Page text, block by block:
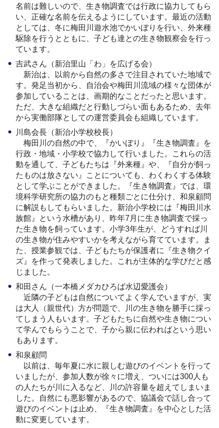
名前は難しいので、生き物調査では行政に協力してもら
い、正確な名前を伝えるようにしています。最近の活動
としては、冬に梅田川遊水池でかいぼりを行い、外来種
駆除を行うとともに、子ども達との生き物観察会を行っ
ています。
吉武さん（新治里山「わ」を広げる会）
新治は、以前から自然の多さで注目されていた地域で
す。発足当初から、自治会や梅田川流域の様々な団体が
参加していることは、画期的なことだったと思います。
ただ、大きな組織だと行動しづらい面もあるため、去年
から実働部隊としての運営委員会も組織しています。
川島会長（新治小学校校長）
梅田川の自然の中で、『かいぼり』『生き物調査』を
行政・地域・小学校で協力して行いました。これらの活
動を通して、子どもたちは『外来種』や、『自分が飼っ
たものは放さない』ことについても、わくわくする体験
として学ぶことができました。『生き物調査』では、環
境科学研究所の協力のもと種類ごとに仕分け、和泉顧問
に解説もしてもらいました。新治小学校には『梅田川水
族館』という水槽があり、昨年7月に生き物調査で採っ
た生き物を飼っています。小学3年生が、どうすれば川
の生き物が住みやすいかを考えながら育てています。ま
た、授業参観では、子どもたちが保護者に『生き物クイ
ズ』を作って発表しました。これが主体的な学びだと感
じました。
和田さん（一本橋メダカひろば水辺愛護会）
近隣の子どもは自然についてよく学んでいますが、実
は大人（親世代）方が問題で、川の生き物を勝手に採っ
てしまう人もいます。子どもたちに自然や生き物につい
て学んでもらうことで、子から親に伝わればという思い
もあります。
和泉顧問
以前は、毎年夏に水に親しむ遊びのイベントを行って
いましたが、参加人数が徐々に増え、ついには300人も
の人たちが川に入るなど、川の許容量を超えてしまいま
した。自然にも悪影響があるので、協議会で話し合って
遊びのイベントは止め、『生き物調査』を中心とした活
動に変更しています。